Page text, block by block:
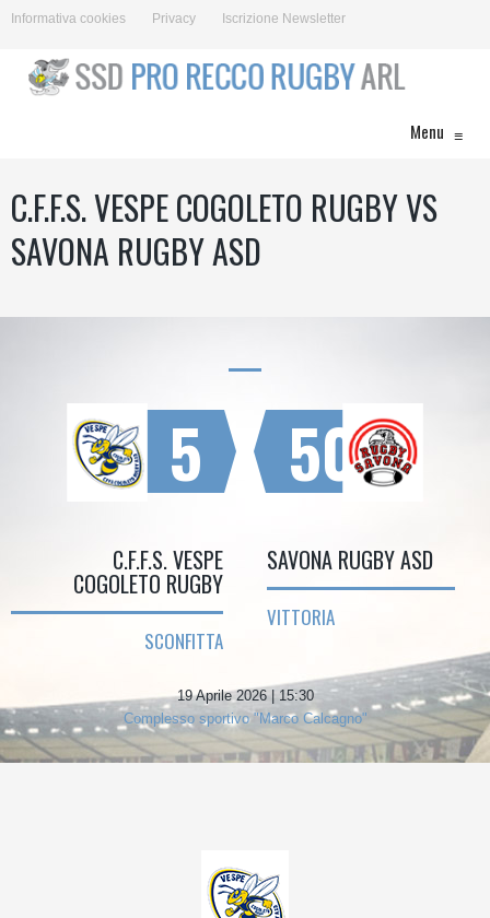
Informativa cookies Privacy Iscrizione Newsletter
Menu ≡
C.F.F.S. VESPE COGOLETO RUGBY VS
SAVONA RUGBY ASD
5
C.F.F.S. VESPE
COGOLETO RUGBY
SCONFITTA
50
SAVONA RUGBY ASD
VITTORIA
19 Aprile 2026 | 15:30
Complesso sportivo "Marco Calcagno"